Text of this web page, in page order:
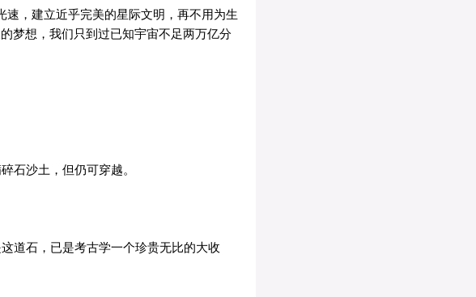
，建立近乎完美的星际文明，再不用为生
梦想，我们只到过已知宇宙不足两万亿分
石沙土，但仍可穿越。
道石，已是考古学一个珍贵无比的大收